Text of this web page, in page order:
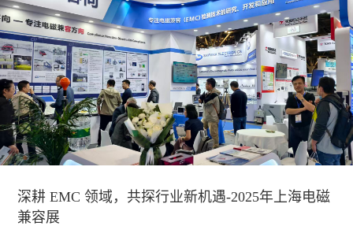
深耕 EMC 领域，共探行业新机遇-2025年上海电磁
兼容展